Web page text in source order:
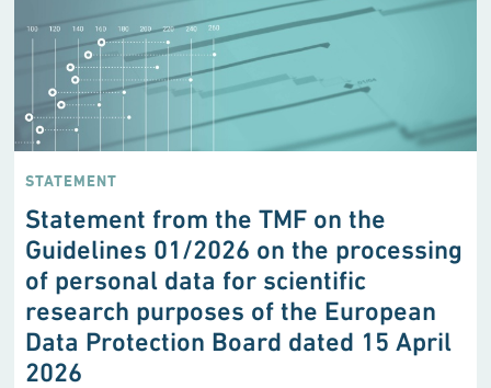
STATEMENT
Statement from the TMF on the
Guidelines 01/2026 on the processing
of personal data for scientific
research purposes of the European
Data Protection Board dated 15 April
2026